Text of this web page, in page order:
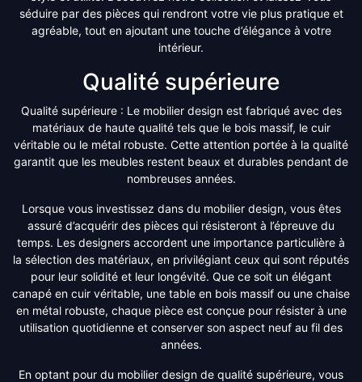
séduire par des pièces qui rendront votre vie plus pratique et
agréable, tout en ajoutant une touche d’élégance à votre
intérieur.
Qualité supérieure
Qualité supérieure : Le mobilier design est fabriqué avec des
matériaux de haute qualité tels que le bois massif, le cuir
véritable ou le métal robuste. Cette attention portée à la qualité
garantit que les meubles restent beaux et durables pendant de
nombreuses années.
Lorsque vous investissez dans du mobilier design, vous êtes
assuré d’acquérir des pièces qui résisteront à l’épreuve du
temps. Les designers accordent une importance particulière à
la sélection des matériaux, en privilégiant ceux qui sont réputés
pour leur solidité et leur longévité. Que ce soit un élégant
canapé en cuir véritable, une table en bois massif ou une chaise
en métal robuste, chaque pièce est conçue pour résister à une
utilisation quotidienne et conserver son aspect neuf au fil des
années.
En optant pour du mobilier design de qualité supérieure, vous